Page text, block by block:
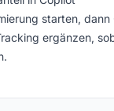
starten, dann
ergänzen,